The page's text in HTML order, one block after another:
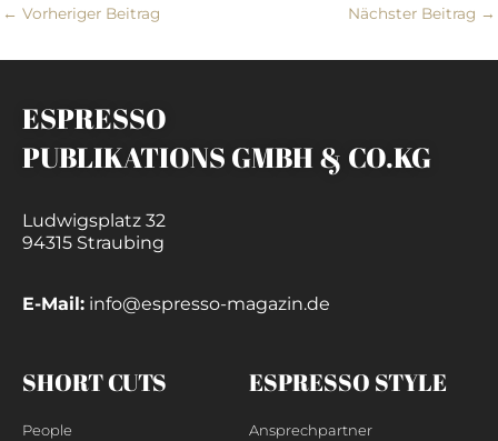
← Vorheriger Beitrag Nächster Beitrag →
ESPRESSO
PUBLIKATIONS GMBH & CO.KG
Ludwigsplatz 32
94315 Straubing
E-Mail: info@espresso-magazin.de
SHORT CUTS
People
ESPRESSO STYLE
Ansprechpartner